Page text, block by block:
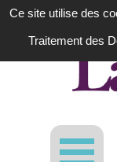
Ce site utilise des
Traitement des
Aller au contenu